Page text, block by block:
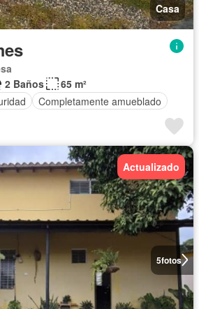
Casa
2 Baños
65 m²
Completamente amueblado
5fotos
Actualizado